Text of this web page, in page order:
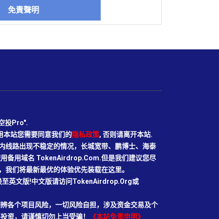
聲明
投Pro".
站您需要同意我们的隐私政策, 否则请离开本站.
线路出现不稳定的情况，长城宽带、鹏博士、海泰
备用域名 TokenAirdrop.Com.但是我们建议您尽
们将最新最优的体验优先装载在这里。
英文版!中文版请访问TokenAirdrop.Org或
各个项目风险，一切风险自担，涉及资金交易及个
资，请谨慎切勿上当受骗！
《本站免责申明》